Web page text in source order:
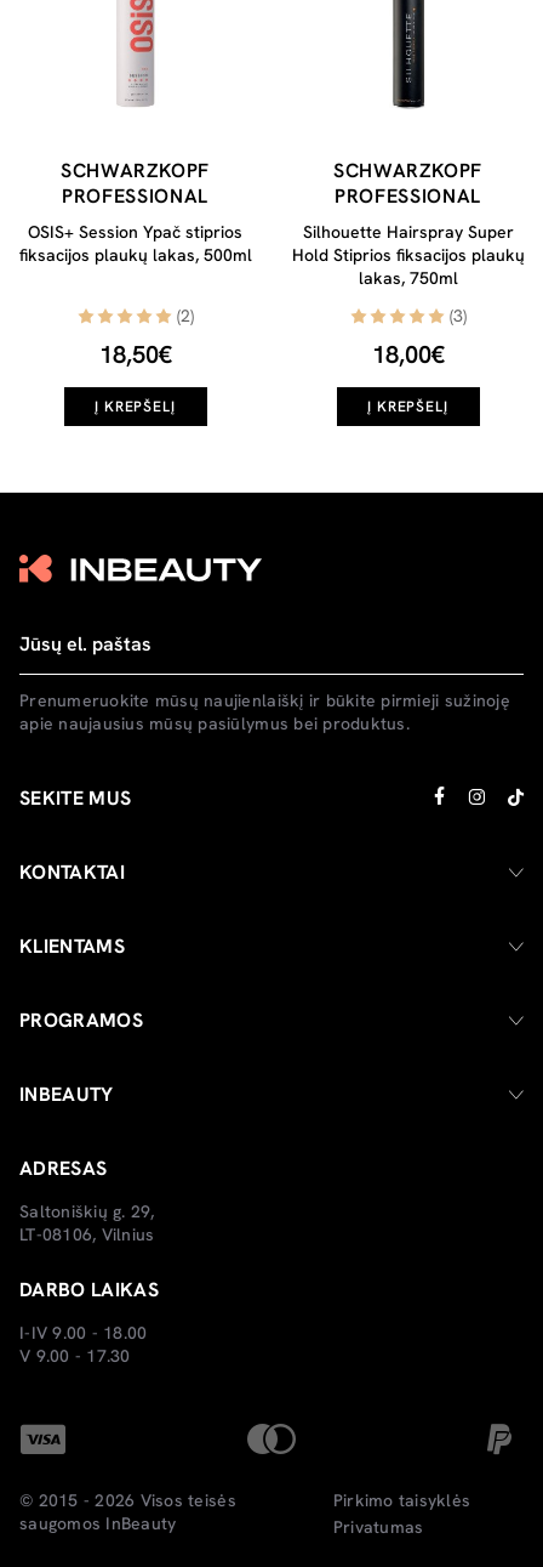
SCHWARZKOPF
PROFESSIONAL
OSIS+ Session Ypač stiprios
fiksacijos plaukų lakas, 500ml
(2)
18,50€
Į KREPŠELĮ
SCHWARZKOPF
PROFESSIONAL
Silhouette Hairspray Super
Hold Stiprios fiksacijos plaukų
lakas, 750ml
(3)
18,00€
Į KREPŠELĮ
Prenumeruokite mūsų naujienlaiškį ir būkite pirmieji sužinoję
apie naujausius mūsų pasiūlymus bei produktus.
SEKITE MUS
KONTAKTAI
KLIENTAMS
PROGRAMOS
INBEAUTY
ADRESAS
Saltoniškių g. 29,
LT-08106, Vilnius
DARBO LAIKAS
I-IV 9.00 - 18.00
V 9.00 - 17.30
© 2015 - 2026 Visos teisės
saugomos InBeauty
Pirkimo taisyklės
Privatumas